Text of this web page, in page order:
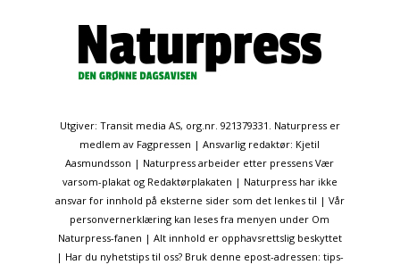
Utgiver: Transit media AS, org.nr. 921379331. Naturpress er
medlem av Fagpressen | Ansvarlig redaktør: Kjetil
Aasmundsson | Naturpress arbeider etter pressens Vær
varsom-plakat og Redaktørplakaten | Naturpress har ikke
ansvar for innhold på eksterne sider som det lenkes til | Vår
personvernerklæring kan leses fra menyen under Om
Naturpress-fanen | Alt innhold er opphavsrettslig beskyttet
| Har du nyhetstips til oss? Bruk denne epost-adressen: tips-